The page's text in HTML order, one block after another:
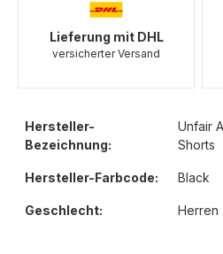
Lieferung mit DHL
versicherter Versand
Hersteller-
Bezeichnung:
Unfair
Shorts
Hersteller-Farbcode: Black
Geschlecht: Herren